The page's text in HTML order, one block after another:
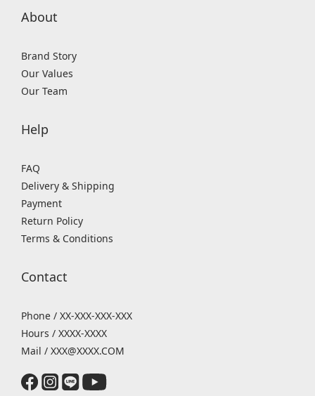
About
Brand Story
Our Values
Our Team
Help
FAQ
Delivery & Shipping
Payment
Return Policy
Terms & Conditions
Contact
Phone / XX-XXX-XXX-XXX
Hours / XXXX-XXXX
Mail / XXX@XXXX.COM